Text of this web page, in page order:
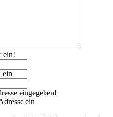
ein!
ein
eingegeben!
ein